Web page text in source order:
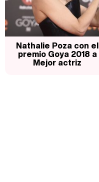
Nathalie Poza con el
premio Goya 2018 a
Mejor actriz